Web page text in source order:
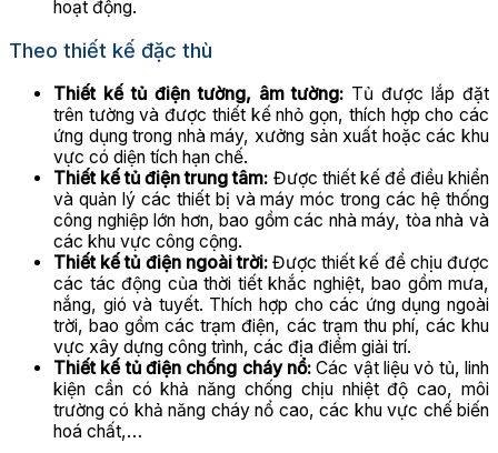
hoạt động.
Theo thiết kế đặc thù
Thiết kế tủ điện tường, âm tường: Tủ được lắp đặt
trên tường và được thiết kế nhỏ gọn, thích hợp cho các
ứng dụng trong nhà máy, xưởng sản xuất hoặc các khu
vực có diện tích hạn chế.
Thiết kế tủ điện trung tâm: Được thiết kế để điều khiển
và quản lý các thiết bị và máy móc trong các hệ thống
công nghiệp lớn hơn, bao gồm các nhà máy, tòa nhà và
các khu vực công cộng.
Thiết kế tủ điện ngoài trời:Được thiết kế để chịu được
các tác động của thời tiết khắc nghiệt, bao gồm mưa,
nắng, gió và tuyết. Thích hợp cho các ứng dụng ngoài
trời, bao gồm các trạm điện, các trạm thu phí, các khu
vực xây dựng công trình, các địa điểm giải trí.
Thiết kế tủ điện chống cháy nổ: Các vật liệu vỏ tủ, linh
kiện cần có khả năng chống chịu nhiệt độ cao, môi
trường có khả năng cháy nổ cao, các khu vực chế biến
hoá chất,…